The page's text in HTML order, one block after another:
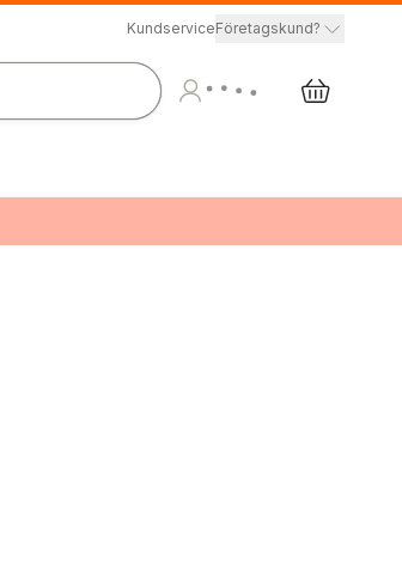
KundserviceFöretagskund?